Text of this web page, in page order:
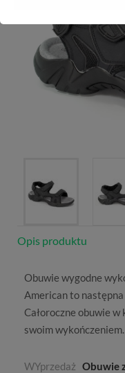
Opis produktu
Obuwie wygodne
Americanto
Całoroczne obuwie w
swoim wykończeniem.
WYprzedaż Obuwie